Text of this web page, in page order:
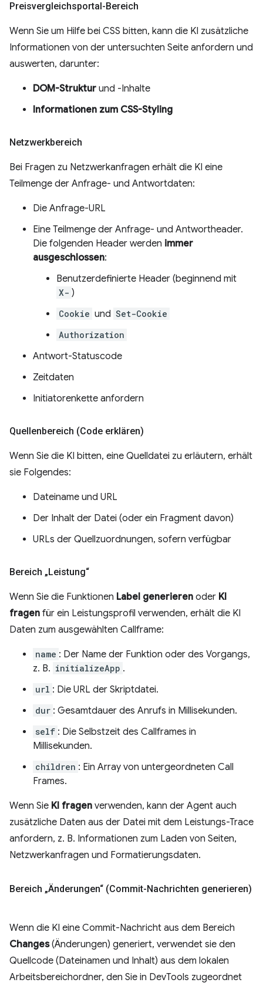
Preisvergleichsportal-Bereich
Wenn Sie um Hilfe bei CSS bitten, kann die KI zusätzliche
Informationen von der untersuchten Seite anfordern und
auswerten, darunter:
DOM-Struktur und -Inhalte
Informationen zum CSS-Styling
Netzwerkbereich
Bei Fragen zu Netzwerkanfragen erhält die KI eine
Teilmenge der Anfrage- und Antwortdaten:
Die Anfrage-URL
Eine Teilmenge der Anfrage- und Antwortheader.
Die folgenden Header werden immer
ausgeschlossen:
Benutzerdefinierte Header (beginnend mit
X- )
Cookie und Set-Cookie
Authorization
Antwort-Statuscode
Zeitdaten
Initiatorenkette anfordern
Quellenbereich (Code erklären)
Wenn Sie die KI bitten, eine Quelldatei zu erläutern, erhält
sie Folgendes:
Dateiname und URL
Der Inhalt der Datei (oder ein Fragment davon)
URLs der Quellzuordnungen, sofern verfügbar
Bereich „Leistung“
Wenn Sie die Funktionen Label generieren oder KI
fragen für ein Leistungsprofil verwenden, erhält die KI
Daten zum ausgewählten Callframe:
name : Der Name der Funktion oder des Vorgangs,
z. B. initializeApp .
url : Die URL der Skriptdatei.
dur : Gesamtdauer des Anrufs in Millisekunden.
self : Die Selbstzeit des Callframes in
Millisekunden.
children : Ein Array von untergeordneten Call
Frames.
Wenn Sie KI fragen verwenden, kann der Agent auch
zusätzliche Daten aus der Datei mit dem Leistungs-Trace
anfordern, z. B. Informationen zum Laden von Seiten,
Netzwerkanfragen und Formatierungsdaten.
Bereich „Änderungen“ (Commit-Nachrichten generieren)
Wenn die KI eine Commit-Nachricht aus dem Bereich
Changes(Änderungen) generiert, verwendet sie den
Quellcode (Dateinamen und Inhalt) aus dem lokalen
Arbeitsbereichordner, den Sie in DevTools zugeordnet